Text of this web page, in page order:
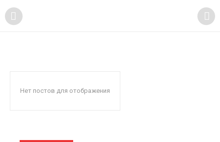
Нет постов для отображения